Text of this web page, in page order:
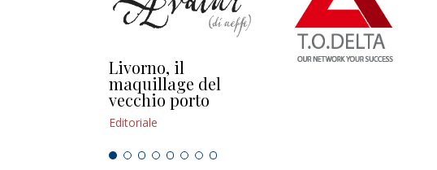
Livorno, il
maquillage del
vecchio porto
Editoriale
L’uscita di scena di